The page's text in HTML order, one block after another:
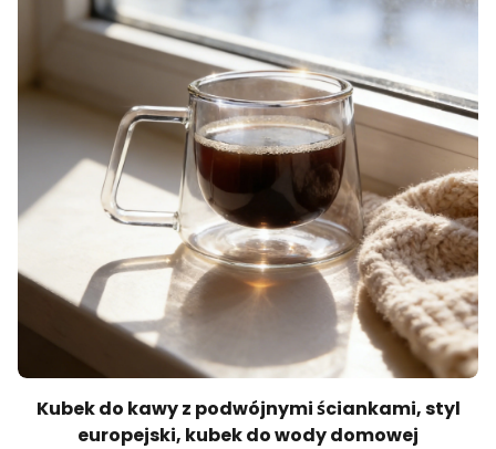
Kubek do kawy z podwójnymi ściankami, styl
europejski, kubek do wody domowej